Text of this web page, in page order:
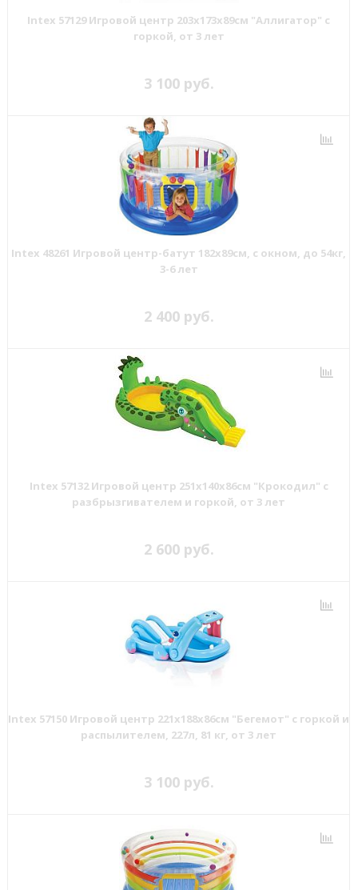
Intex 57129 Игровой центр 203х173х89см "Аллигатор" с
горкой, от 3 лет
3 100 руб.
Intex 48261 Игровой центр-батут 182х89см, с окном, до 54кг,
3-6 лет
2 400 руб.
Intex 57132 Игровой центр 251х140х86см "Крокодил" с
разбрызгивателем и горкой, от 3 лет
2 600 руб.
Intex 57150 Игровой центр 221х188х86см "Бегемот" с горкой и
распылителем, 227л, 81 кг, от 3 лет
3 100 руб.